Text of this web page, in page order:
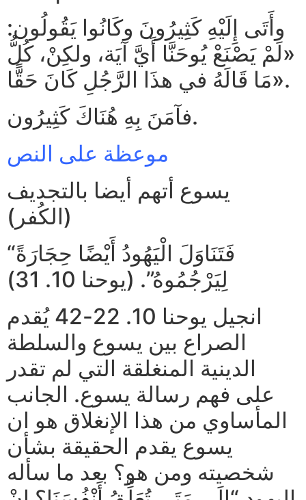
وأَتَى إِلَيْهِ كَثِيرُونَ وكَانُوا يَقُولُون:
«لَمْ يَصْنَعْ يُوحَنَّا أَيَّ آيَة، ولكِنْ، كُلُّ
مَا قَالَهُ في هذَا الرَّجُلِ كَانَ حَقًّا».
فآمَنَ بِهِ هُنَاكَ كَثِيرُون.
موعظة على النص
يسوع أتهم أيضا بالتجديف
(الكُفر)
“فَتَنَاوَلَ الْيَهُودُ أَيْضًا حِجَارَةً
لِيَرْجُمُوهُ”. (يوحنا 10. 31)
انجيل يوحنا 10. 22-42 يُقدم
الصراع بين يسوع والسلطة
الدينية المنغلقة التي لم تقدر
على فهم رسالة يسوع. الجانب
المأساوي من هذا الإنغلاق هو ان
يسوع يقدم الحقيقة بشأن
شخصيته ومن هو؟ بعد ما سأله